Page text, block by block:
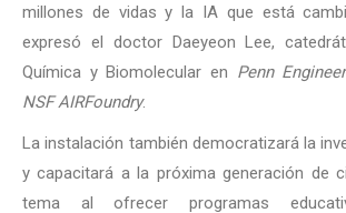
millones de vidas y la IA que está
expresó el doctor Daeyeon Lee,
Química y Biomolecular en Penn
NSF AIRFoundry.
La instalación también democratizará la
y capacitará a la próxima generación de
tema al ofrecer programas